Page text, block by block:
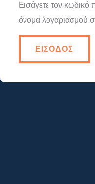
Εισάγετε τον
όνομα λογαριασμού